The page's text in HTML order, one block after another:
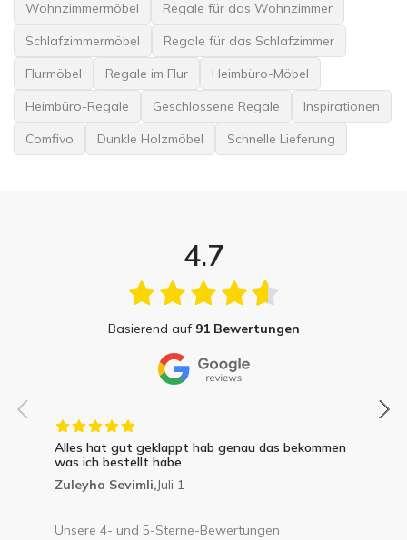
Wohnzimmermöbel
Regale für das Wohnzimmer
Schlafzimmermöbel
Regale für das Schlafzimmer
Flurmöbel
Regale im Flur
Heimbüro-Möbel
Heimbüro-Regale
Geschlossene Regale
Inspirationen
Comfivo
Dunkle Holzmöbel Schnelle Lieferung
4.7
Basierend auf 91 Bewertungen
Alles hat gut geklappt hab genau das bekommen
was ich bestellt habe
Zuleyha Sevimli,Juli 1
Unsere 4- und 5-Sterne-Bewertungen